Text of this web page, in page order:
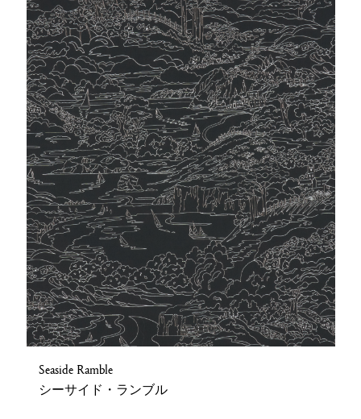
Seaside Ramble
シーサイド・ランブル